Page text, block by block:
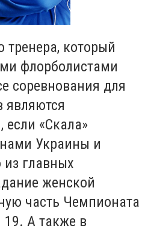
тренера, который
флорболистами
соревнования для
являются
«Скала»
Украины и
главных
женской
часть Чемпионата
19. А также в